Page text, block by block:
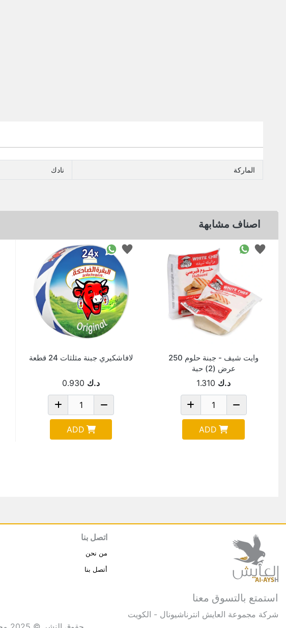
الماركة نادك
اصناف مشابهة
وايت شيف - جبنة حلوم 250
عرض (2) حبة
د.ك 1.310
ADD
لافاشكيري جبنة مثلثات 24 قطعة
د.ك 0.930
ADD
استمتع بالتسوق معنا
شركة مجموعة العايش انترناشيونال - الكويت
اتصل بنا
من نحن
أتصل بنا